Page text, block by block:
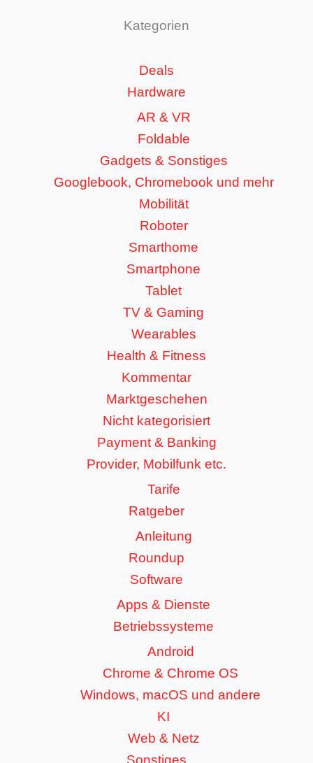
Kategorien
Deals
Hardware
AR & VR
Foldable
Gadgets & Sonstiges
Googlebook, Chromebook und mehr
Mobilität
Roboter
Smarthome
Smartphone
Tablet
TV & Gaming
Wearables
Health & Fitness
Kommentar
Marktgeschehen
Nicht kategorisiert
Payment & Banking
Provider, Mobilfunk etc.
Tarife
Ratgeber
Anleitung
Roundup
Software
Apps & Dienste
Betriebssysteme
Android
Chrome & Chrome OS
Windows, macOS und andere
KI
Web & Netz